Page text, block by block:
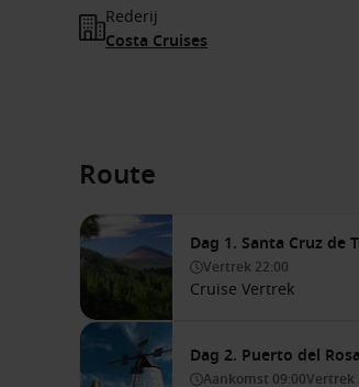
Rederij
Costa Cruises
Route
Dag 1. Santa Cruz de
Vertrek 22:00
Cruise Vertrek
Dag 2. Puerto del
Aankomst 09:00Vertrek